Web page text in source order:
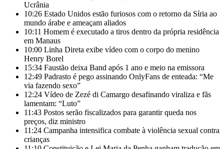
Ucrânia
10:26 Estado Unidos estão furiosos com o retorno da Síria ao
mundo árabe e ameaçam aliados
10:11 Homem é executado a tiros dentro da própria residência
em Manaus
10:00 Linha Direta exibe vídeo com o corpo do menino
Henry Borel
15:34 Faustão deixa Band após 1 ano e meio na emissora
12:49 Padrasto é pego assinando OnlyFans de enteada: “Me
via fazendo sexo”
12:24 Vídeo de Zezé di Camargo desafinando viraliza e fãs
lamentam: “Luto”
11:43 Postos serão fiscalizados para garantir queda nos
preços, diz ministro
11:24 Campanha intensifica combate à violência sexual contra
crianças